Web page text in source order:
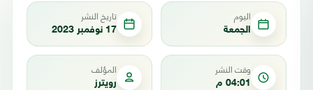
اليوم
الجمعة
تاريخ النشر
17 نوفمبر 2023
وقت النشر
04:01 م
المؤلف
رويترز